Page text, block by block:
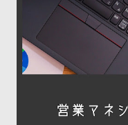
ありたい姿、あるべき
した。ということは、
事業の未来をどうして
す。そして、その未来に
管理」について、考えて
図 今回は、個別の案件
営業マネジメントであ
す。 そもそも営業活動
した。事業活動のすべ